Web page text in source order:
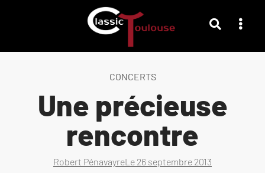
CONCERTS
Une précieuse
rencontre
Robert PénavayreLe 26 septembre 2013